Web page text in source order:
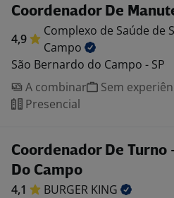
Coordenador De
4,9
Complexo de Saúde de
Campo
São Bernardo do Campo - SP
A combinar
Sem
Presencial
Coordenador De Turno
Do Campo
4,1 BURGER KING